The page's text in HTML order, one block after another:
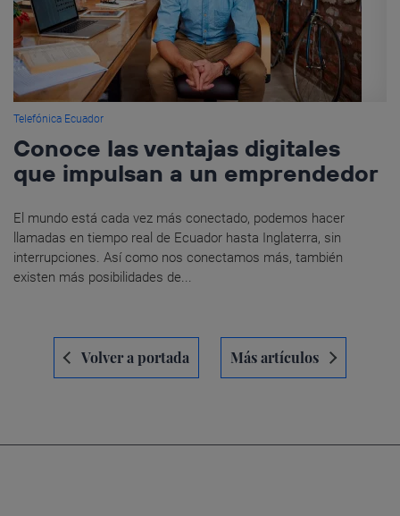
Telefónica Ecuador
Conoce las ventajas digitales
que impulsan a un emprendedor
El mundo está cada vez más conectado, podemos hacer
llamadas en tiempo real de Ecuador hasta Inglaterra, sin
interrupciones. Así como nos conectamos más, también
existen más posibilidades de...
Navegación
entradas
Volver a portada Más artículos